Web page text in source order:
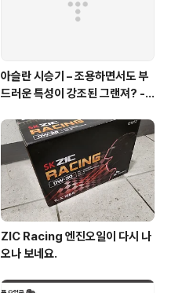
아슬란 시승기 – 조용하면서도 부
드러운 특성이 강조된 그랜져? - 1
ZIC Racing 엔진오일이 다시 나
오나 보네요.